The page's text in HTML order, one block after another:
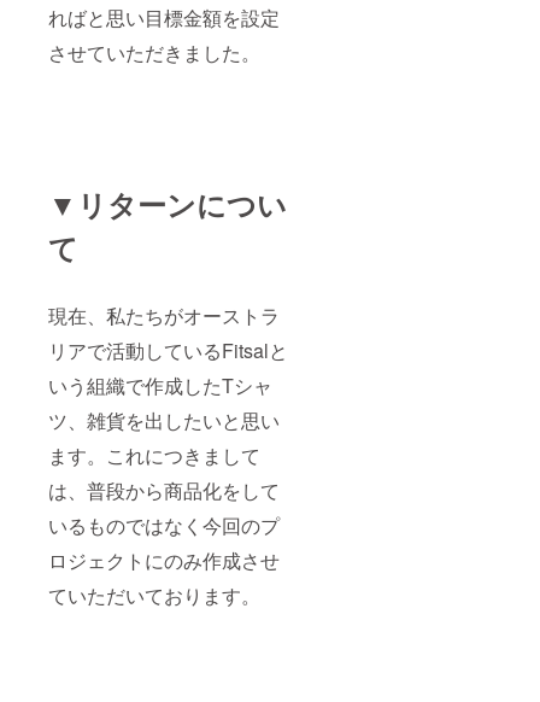
ればと思い目標金額を設定
させていただきました。
▼リターンについ
て
現在、私たちがオーストラ
リアで活動しているFitsalと
いう組織で作成したTシャ
ツ、雑貨を出したいと思い
ます。これにつきまして
は、普段から商品化をして
いるものではなく今回のプ
ロジェクトにのみ作成させ
ていただいております。